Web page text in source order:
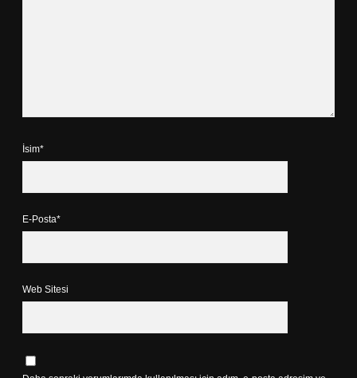
İsim*
E-Posta*
Web Sitesi